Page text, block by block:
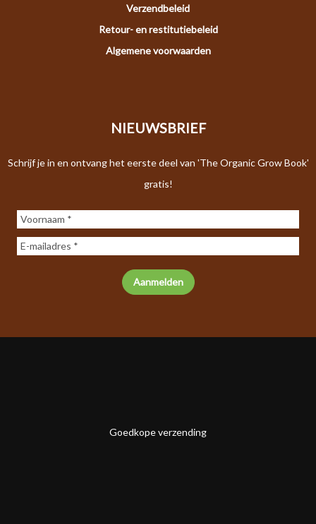
Verzendbeleid
Retour- en restitutiebeleid
Algemene voorwaarden
NIEUWSBRIEF
Schrijf je in en ontvang het eerste deel van 'The Organic Grow Book'
gratis!
Goedkope verzending